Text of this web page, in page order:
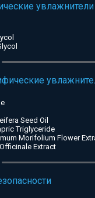
увлажнители
Seed Oil
Triglyceride
Morifolium Flower
Extract